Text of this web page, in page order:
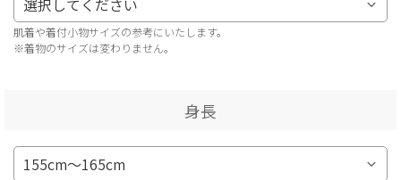
肌着や着付小物サイズの参考にいたします。
※着物のサイズは変わりません。
身長